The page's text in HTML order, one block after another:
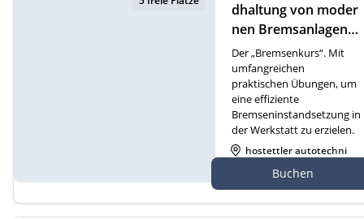
dhaltung von moder
nen Bremsanlagen
(D)
Der „Bremsenkurs“. Mit
umfangreichen
praktischen Übungen, um
eine effiziente
Bremseninstandsetzung in
der Werkstatt zu erzielen.
hostettler autotechni
1, 6018 Buttisholz
Buchen